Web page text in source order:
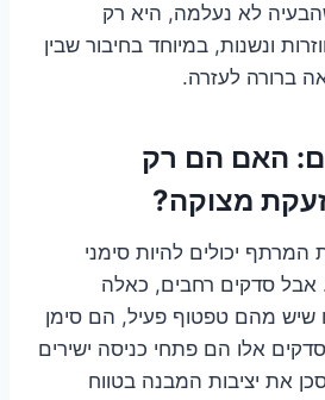
לא נעלמה, היא רק
ונשנות, במיוחד בחיבור שבין
ברורה לעזרה.
האם הם רק
מצוקה?
המרתף יכולים להיות סימני
אבל סדקים רחבים, כאלה
שיש מהם טפטוף פעיל, הם סימן
אלו הם פתחי כניסה ישירים
את יציבות המבנה בטווח